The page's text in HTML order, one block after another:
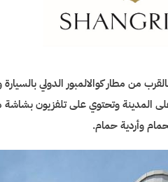
من مطار كوالالمبور الدولي بالسيارة
المدينة وتحتوي على تلفزيون
وأردية حمام.